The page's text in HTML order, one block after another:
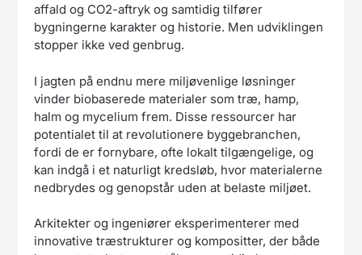
affald og CO2-aftryk og samtidig tilfører
bygningerne karakter og historie. Men udviklingen
stopper ikke ved genbrug.
I jagten på endnu mere miljøvenlige løsninger
vinder biobaserede materialer som træ, hamp,
halm og mycelium frem. Disse ressourcer har
potentialet til at revolutionere byggebranchen,
fordi de er fornybare, ofte lokalt tilgængelige, og
kan indgå i et naturligt kredsløb, hvor materialerne
nedbrydes og genopstår uden at belaste miljøet.
Arkitekter og ingeniører eksperimenterer med
innovative træstrukturer og kompositter, der både